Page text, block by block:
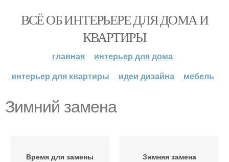
ВСЁ ОБ ИНТЕРЬЕРЕ ДЛЯ ДОМА И
КВАРТИРЫ
главная
интерьер для дома
интерьер для квартиры
идеи дизайна мебель
Зимний замена
Время для замены Зимняя замена